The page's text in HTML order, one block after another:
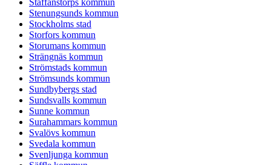
Staffanstorps kommun
Stenungsunds kommun
Stockholms stad
Storfors kommun
Storumans kommun
Strängnäs kommun
Strömstads kommun
Strömsunds kommun
Sundbybergs stad
Sundsvalls kommun
Sunne kommun
Surahammars kommun
Svalövs kommun
Svedala kommun
Svenljunga kommun